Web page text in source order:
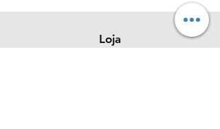
Loja